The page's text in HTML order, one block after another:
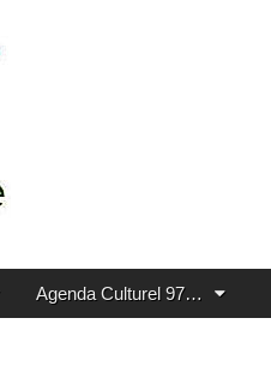
Agenda Culturel 97…